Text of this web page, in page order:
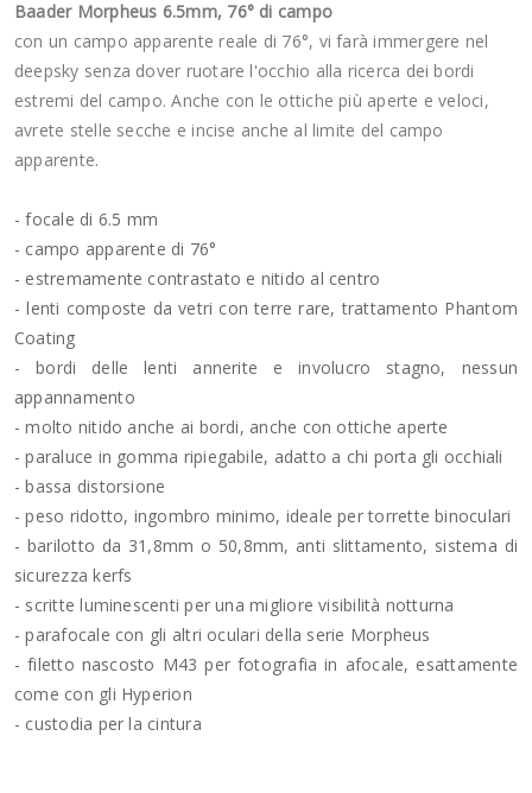
Baader Morpheus 6.5mm, 76° di campo
con un campo apparente reale di 76°, vi farà immergere nel
deepsky senza dover ruotare l'occhio alla ricerca dei bordi
estremi del campo. Anche con le ottiche più aperte e veloci,
avrete stelle secche e incise anche al limite del campo
apparente.
- focale di 6.5 mm
- campo apparente di 76°
- estremamente contrastato e nitido al centro
- lenti composte da vetri con terre rare, trattamento Phantom
Coating
- bordi delle lenti annerite e involucro stagno, nessun
appannamento
- molto nitido anche ai bordi, anche con ottiche aperte
- paraluce in gomma ripiegabile, adatto a chi porta gli occhiali
- bassa distorsione
- peso ridotto, ingombro minimo, ideale per torrette binoculari
- barilotto da 31,8mm o 50,8mm, anti slittamento, sistema di
sicurezza kerfs
- scritte luminescenti per una migliore visibilità notturna
- parafocale con gli altri oculari della serie Morpheus
- filetto nascosto M43 per fotografia in afocale, esattamente
come con gli Hyperion
- custodia per la cintura